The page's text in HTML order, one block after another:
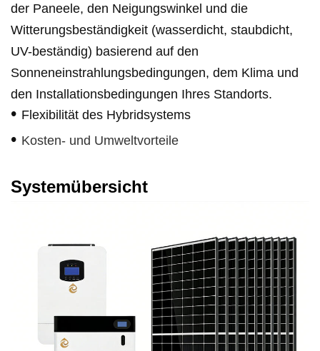
der Paneele, den Neigungswinkel und die
Witterungsbeständigkeit (wasserdicht, staubdicht,
UV-beständig) basierend auf den
Sonneneinstrahlungsbedingungen, dem Klima und
den Installationsbedingungen Ihres Standorts.
• Flexibilität des Hybridsystems
• Kosten- und Umweltvorteile
Systemübersicht